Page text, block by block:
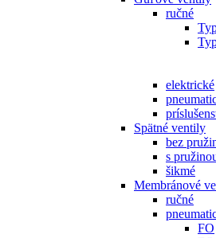
ručné
elektrické
Spätné ventily
bez
s
šikmé
Membránové
ručné
FO